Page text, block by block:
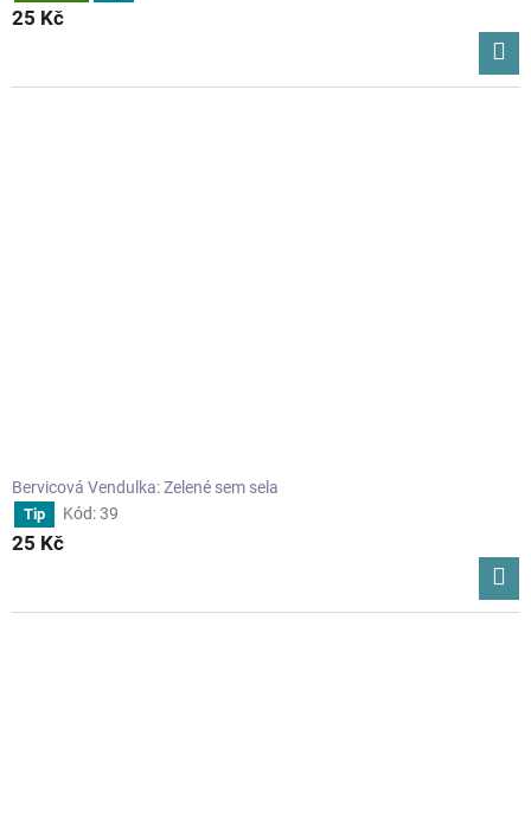
25 Kč
Bervicová Vendulka: Zelené sem sela
Tip Kód:39
25 Kč